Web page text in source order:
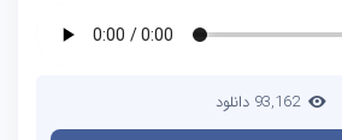
93,162 دانلود